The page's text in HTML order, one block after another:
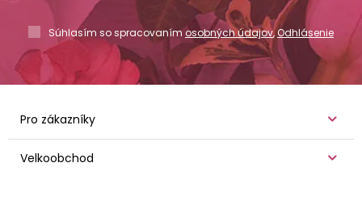
Súhlasím so spracovaním osobných údajov,Odhlásenie
Pro zákazníky
Velkoobchod